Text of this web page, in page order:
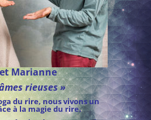
Marianne
rieuses »
du rire, nous vivons un
à la magie du rire.